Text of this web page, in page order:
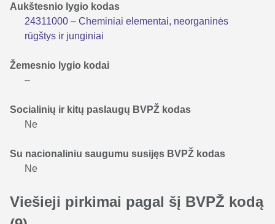
Aukštesnio lygio kodas
24311000 – Cheminiai elementai, neorganinės
rūgštys ir junginiai
Žemesnio lygio kodai
–
Socialinių ir kitų paslaugų BVPŽ kodas
Ne
Su nacionaliniu saugumu susijęs BVPŽ kodas
Ne
Viešieji pirkimai pagal šį BVPŽ kodą